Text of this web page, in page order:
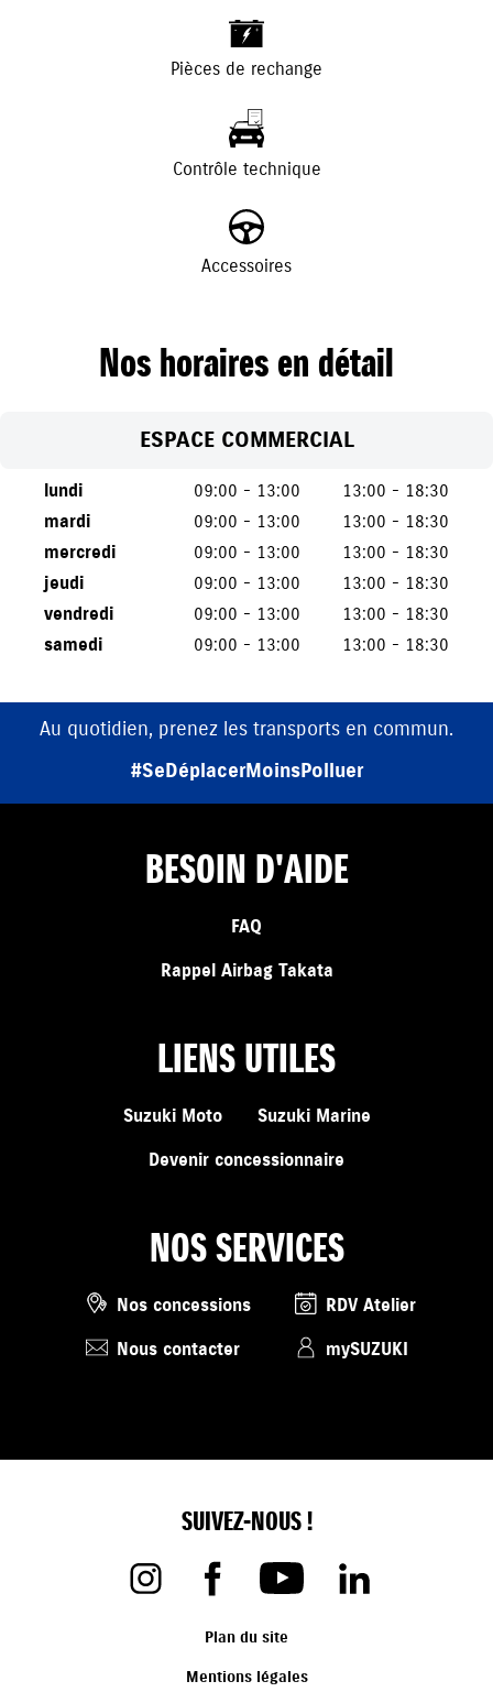
- +
Pièces de rechange
Contrôle technique
Accessoires
Nos horaires en détail
ESPACE COMMERCIAL
lundi 09:00 - 13:00
13:00 - 18:30
mardi
09:00 - 13:00
13:00 - 18:30
mercredi
09:00 - 13:00
13:00 - 18:30
jeudi
09:00 - 13:00
13:00 - 18:30
vendredi
09:00 - 13:00
13:00 - 18:30
samedi
09:00 - 13:00 13:00 - 18:30
Au quotidien, prenez les transports en commun.
#SeDéplacerMoinsPolluer
BESOIN D'AIDE
FAQ
Rappel Airbag Takata
LIENS UTILES
Suzuki Moto
Suzuki Marine
Devenir concessionnaire
NOS SERVICES
Nos concessions
Nous contacter
RDV Atelier
mySUZUKI
SUIVEZ-NOUS !
Plan du site
Mentions légales